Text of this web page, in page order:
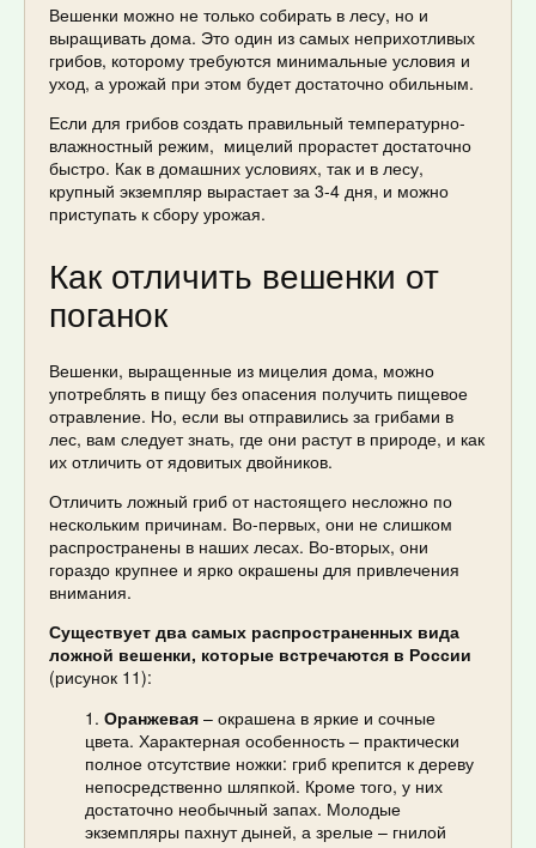
Вешенки можно не только собирать в лесу, но и
выращивать дома. Это один из самых неприхотливых
грибов, которому требуются минимальные условия и
уход, а урожай при этом будет достаточно обильным.
Если для грибов создать правильный температурно-
влажностный режим, мицелий прорастет достаточно
быстро. Как в домашних условиях, так и в лесу,
крупный экземпляр вырастает за 3-4 дня, и можно
приступать к сбору урожая.
Как отличить вешенки от
поганок
Вешенки, выращенные из мицелия дома, можно
употреблять в пищу без опасения получить пищевое
отравление. Но, если вы отправились за грибами в
лес, вам следует знать, где они растут в природе, и как
их отличить от ядовитых двойников.
Отличить ложный гриб от настоящего несложно по
нескольким причинам. Во-первых, они не слишком
распространены в наших лесах. Во-вторых, они
гораздо крупнее и ярко окрашены для привлечения
внимания.
Существует два самых распространенных вида
ложной вешенки, которые встречаются в России
(рисунок 11):
Оранжевая – окрашена в яркие и сочные
цвета. Характерная особенность – практически
полное отсутствие ножки: гриб крепится к дереву
непосредственно шляпкой. Кроме того, у них
достаточно необычный запах. Молодые
экземпляры пахнут дыней, а зрелые – гнилой